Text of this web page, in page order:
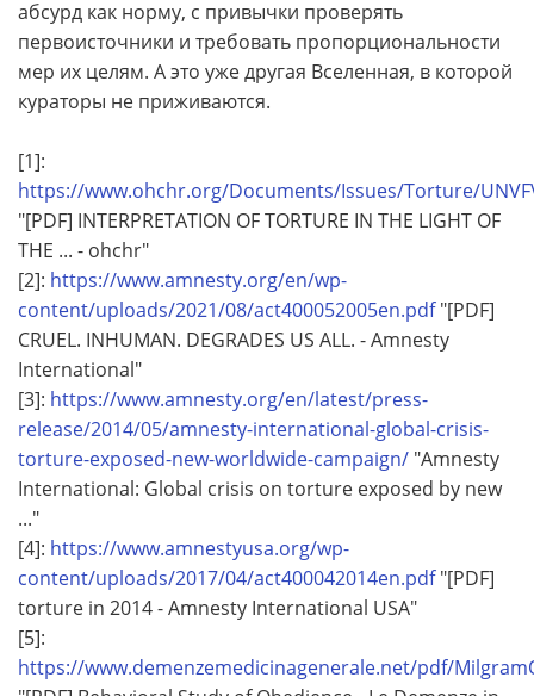
абсурд как норму, с привычки проверять
первоисточники и требовать пропорциональности
мер их целям. А это уже другая Вселенная, в которой
кураторы не приживаются.
[1]:
https://www.ohchr.org/Documents/Issues/Torture/
"[PDF] INTERPRETATION OF TORTURE IN THE LIGHT OF
THE ... - ohchr"
[2]: https://www.amnesty.org/en/wp-
content/uploads/2021/08/act400052005en.pdf"[PDF]
CRUEL. INHUMAN. DEGRADES US ALL. - Amnesty
International"
[3]: https://www.amnesty.org/en/latest/press-
release/2014/05/amnesty-international-global-crisis-
torture-exposed-new-worldwide-campaign/ "Amnesty
International: Global crisis on torture exposed by new
..."
[4]: https://www.amnestyusa.org/wp-
content/uploads/2017/04/act400042014en.pdf"[PDF]
torture in 2014 - Amnesty International USA"
[5]:
https://www.demenzemedicinagenerale.net/pdf/